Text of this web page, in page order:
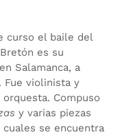
curso el baile del
es su
Salamanca, a
Fue violinista y
Compuso
y varias piezas
se encuentra